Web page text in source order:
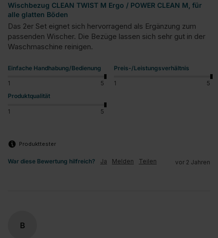
Wischbezug CLEAN TWIST M Ergo / POWER CLEAN M, für
alle glatten Böden
Das 2er Set eignet sich hervorragend als Ergänzung zum
passenden Wischer. Die Bezüge lassen sich sehr gut in der
Waschmaschine reinigen.
Einfache Handhabung/Bedienung
1 5
Preis-/Leistungsverhältnis
1
5
Produktqualität
1 5
Produkttester
War diese Bewertung hilfreich? Ja Melden Teilen vor 2 Jahren
B